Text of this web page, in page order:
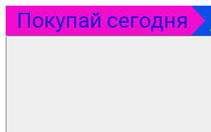
Покупай сегодня